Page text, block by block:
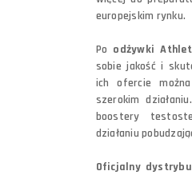
europejskim rynku.
Po odżywki
sobie jakość i
ich ofercie
szerokim
boostery
działaniu
Oficjalny